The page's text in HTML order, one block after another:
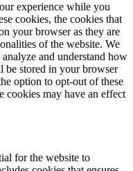
experience while you
cookies, the cookies that
your browser as they are
of the website. We
and understand how
be stored in your browser
option to opt-out of these
cookies may have an effect
for the website to